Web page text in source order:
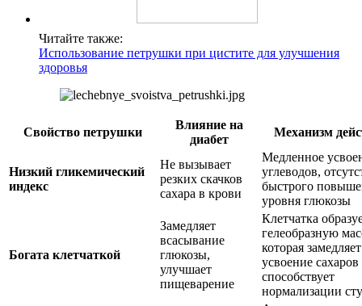
Читайте также:
Использование петрушки при цистите для улучшения
здоровья
Свойство петрушки
Влияние на
диабет
Механизм
Низкий гликемический
индекс
Не вызывает
резких скачков
сахара в крови
Медленное
углеводов,
быстрого
уровня глюкозы
Богата клетчаткой
Замедляет
всасывание
глюкозы,
улучшает
пищеварение
Клетчатка
гелеобразную
которая замедляет
усвоение сахаров
способствует
нормализации